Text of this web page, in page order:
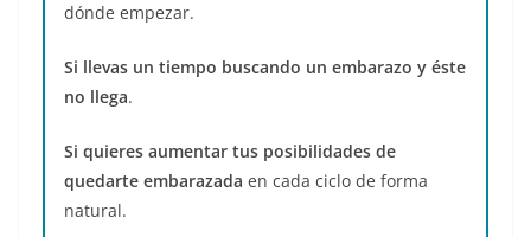
dónde empezar.
Si llevas un tiempo buscando un embarazo y éste
no llega.
Si quieres aumentar tus posibilidades de
quedarte embarazada en cada ciclo de forma
natural.